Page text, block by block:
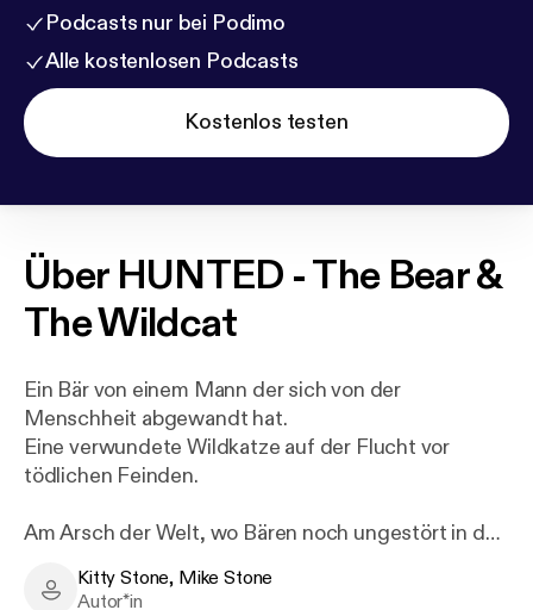
Podcasts nur bei Podimo
Alle kostenlosen Podcasts
Kostenlos testen
Über HUNTED - The Bear &
The Wildcat
Ein Bär von einem Mann der sich von der
Menschheit abgewandt hat.
Eine verwundete Wildkatze auf der Flucht vor
tödlichen Feinden.
Am Arsch der Welt, wo Bären noch ungestört in den
Wo man tagelang wandern muss, um auch nur eine
Kitty Stone, Mike Stone - Author
Kitty Stone, Mike Stone
Autor*in